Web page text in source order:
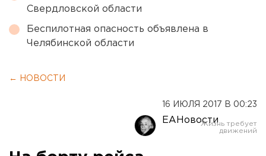
Свердловской области
Беспилотная опасность объявлена в
Челябинской области
← НОВОСТИ
16 ИЮЛЯ 2017 В 00:23
ЕАНовости